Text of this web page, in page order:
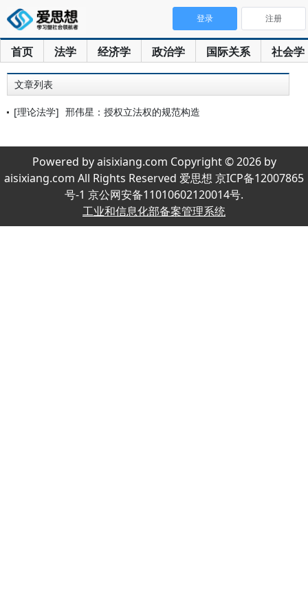
首页 法学 经济学 政治学 国际关系 社会学
登录 注册
文章列表
[理论法学] 邢伟星：授权立法权的规范构造
Powered by aisixiang.com Copyright © 2026 by
aisixiang.com All Rights Reserved 爱思想 京ICP备12007865
号-1 京公网安备11010602120014号.
工业和信息化部备案管理系统